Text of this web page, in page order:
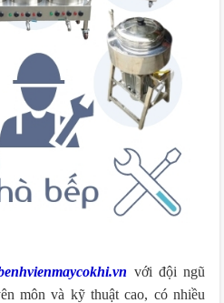
với đội ngũ
môn và kỹ thuật cao, có nhiều